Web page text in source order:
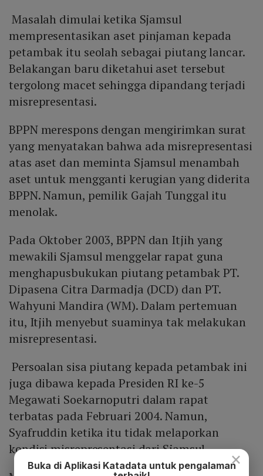
Masalah dimulai ketika Sjamsul
mempresentasikan aset pinjaman kepada
petambak itu seolah sebagai piutang lancar.
Belakangan baru diketahui aset tersebut
tergolong macet sehingga dipandang terjadi
misrepresentasi.
BPPN merespons dengan mengirimkan surat
yang menyatakan bahwa ada misrepresentasi
atas aset dan meminta Sjamsul menambah
aset untuk mengganti kerugian yang diderita
BPPN. Namun, pemilik Gajah Tunggal itu
menolak.
Pada Oktober 2003, BPPN dan Itjih yang
mewakili Sjamsul menggelar rapat guna
menghapusbukukan piutang petambak PT.
Dipasena Citra Darmadja (DCD) dan PT.
Wahyuni Mandira (WM). Dalam pertemuan
itu, Itjih menyebut suaminya tak melakukan
misrepresentasi.
Persoalan sisa piutang kepada petambak ini
juga dibawa kepada Presiden RI ke-5
Megawati Soekarnoputri dalam rapat
terbatas pada Februari 2004. Namun,
Syafruddin ketika itu tidak melaporkan
kondisi misrepresentasi dari Sjamsul.
×
Buka di Aplikasi Katadata untuk pengalaman